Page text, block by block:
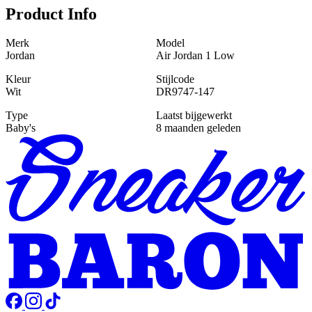
Product Info
Merk
Jordan
Model
Air Jordan 1 Low
Kleur
Wit
Stijlcode
DR9747-147
Type
Baby's
Laatst bijgewerkt
8 maanden geleden